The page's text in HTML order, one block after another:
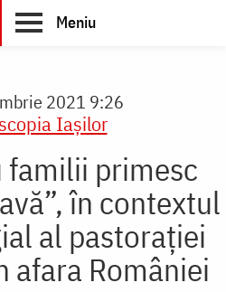
Meniu
2021 9:26
Iaşilor
familii primesc
în contextul
al pastoraţiei
afara României